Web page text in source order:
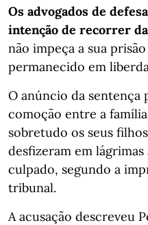
Os advogados de
intenção de recorrer
não impeça a sua
permanecido em
O anúncio da sentença
comoção entre a
sobretudo os seus
desfizeram em
culpado, segundo a
tribunal.
A acusação descreveu